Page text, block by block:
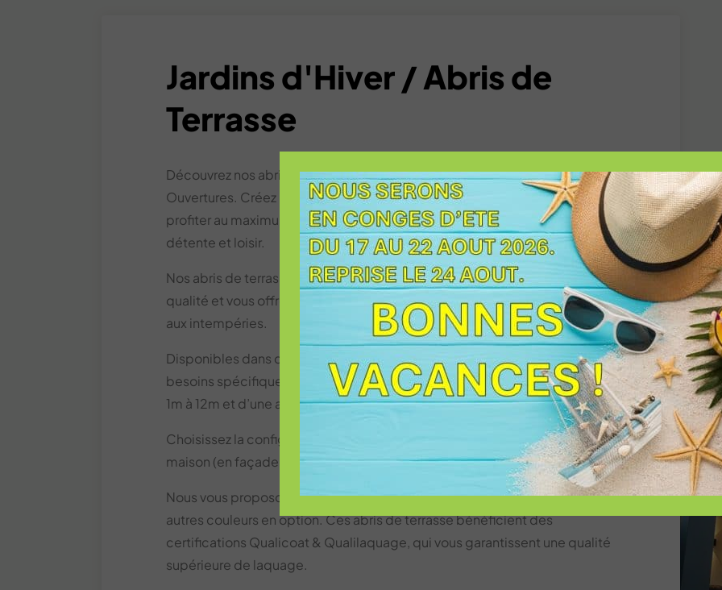
Jardins d'Hiver / Abris de
Terrasse
Découvrez nos abris de terrasse fonctionnels et esthétiques chez Capitoul
Ouvertures. Créez un espace supplémentaire dans votre jardin pour
profiter au maximum de votre espace outdoor en aménageant un coin
détente et loisir.
Nos abris de terrasse sont fabriqués en France, en Aluminium de haute
qualité et vous offre une durabilité et une résistance exceptionnelle face
aux intempéries.
Disponibles dans différentes tailles et configurations pour s’adapter à vos
besoins spécifiques, en simple ou double module, d’une largeur allant de
1m à 12m et d’une avancée de 1m60 à 5m.
Choisissez la configuration qui viendra épouser au mieux la forme de votre
maison (en façade, en angle, en tunnel, ou en tonnelle).
Nous vous proposons 12 couleurs sablées au choix (en standard) + 750
autres couleurs en option. Ces abris de terrasse bénéficient des
certifications Qualicoat & Qualilaquage, qui vous garantissent une qualité
supérieure de laquage.